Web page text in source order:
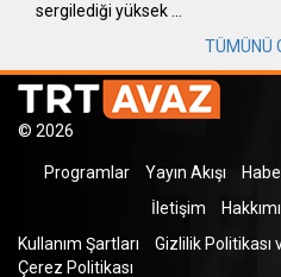
sergilediği yüksek …
TÜMÜNÜ
© 2026
Programlar Yayın Akışı
İletişim
Kullanım Şartları
Gizlilik Politikası
Çerez Politikası